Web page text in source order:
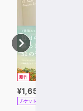
新作
¥1,650
チケット